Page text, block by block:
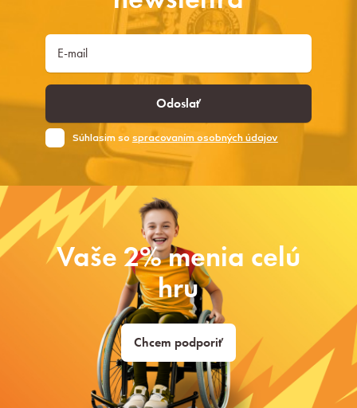
Odoslať
Súhlasim so spracovaním osobných údajov
Vaše 2% menia celú
hru
Chcem podporiť